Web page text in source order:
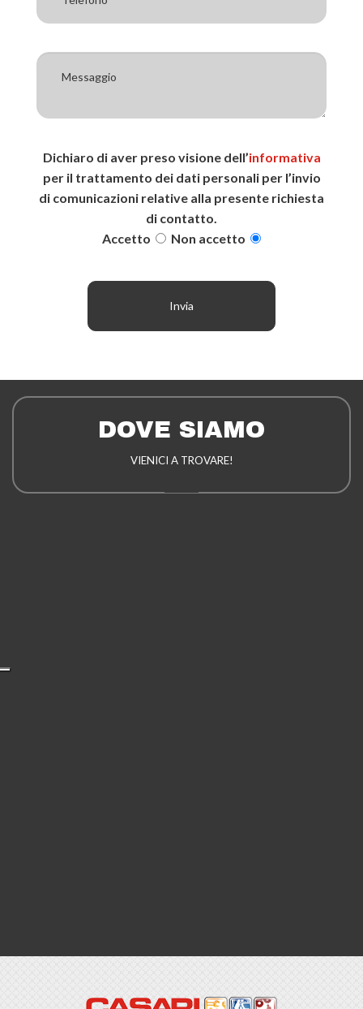
Dichiaro di aver preso visione dell’informativa
per il trattamento dei dati personali per l’invio
di comunicazioni relative alla presente richiesta
di contatto.
Accetto
Non accetto
DOVE SIAMO
VIENICI A TROVARE!